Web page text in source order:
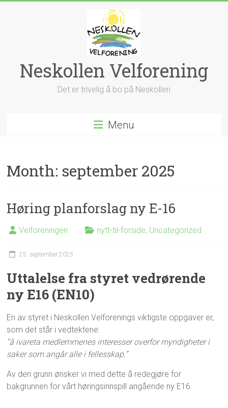
Neskollen Velforening
Det er trivelig å bo på Neskollen
Menu
Month: september 2025
Høring planforslag ny E-16
Velforeningen nytt-til-forside, Uncategorized
25. september 2025
Uttalelse fra styret vedrørende
ny E16 (EN10)
En av styret i Neskollen Velforenings viktigste oppgaver er,
som det står i vedtektene:
“å ivareta medlemmenes interesser overfor myndigheter i
saker som angår alle i fellesskap.”
Av den grunn ønsker vi med dette å redegjøre for
bakgrunnen for vårt høringsinnspill angående ny E16.